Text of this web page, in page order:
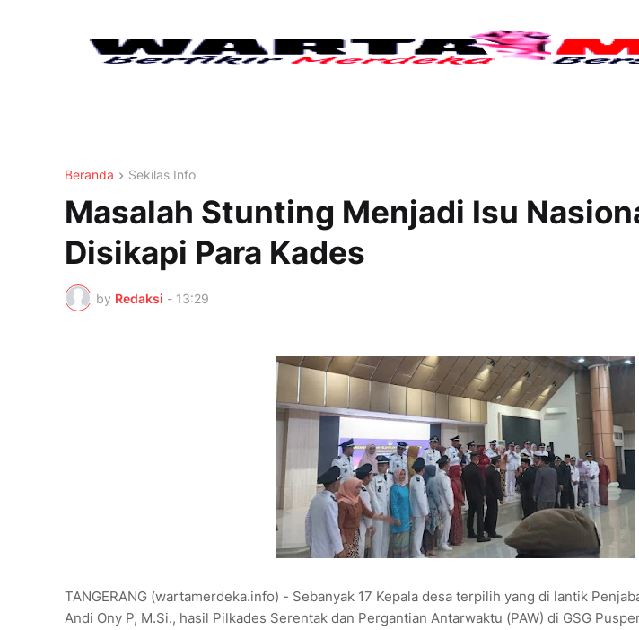
Beranda Sekilas Info
Masalah Stunting Menjadi Isu
Disikapi Para Kades
by Redaksi - 13:29
TANGERANG (wartamerdeka.info) - Sebanyak 17 Kepala desa terpilih yang di lantik
Andi Ony P, M.Si., hasil Pilkades Serentak dan Pergantian Antarwaktu (PAW) di GSG